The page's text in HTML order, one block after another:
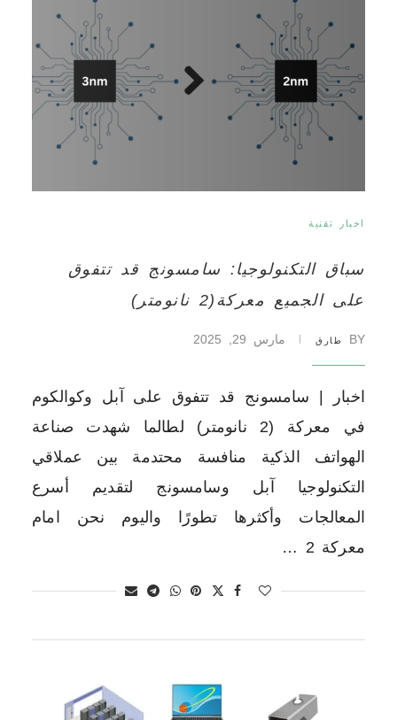
اخبار تقنية
سباق التكنولوجيا: سامسونج قد تتفوق
على الجميع معركة(2 نانومتر)
BY طارق مارس 29, 2025
اخبار | سامسونج قد تتفوق على آبل وكوالكوم
في معركة (2 نانومتر) لطالما شهدت صناعة
الهواتف الذكية منافسة محتدمة بين عملاقي
التكنولوجيا آبل وسامسونج لتقديم أسرع
المعالجات وأكثرها تطورًا واليوم نحن امام
معركة 2 …